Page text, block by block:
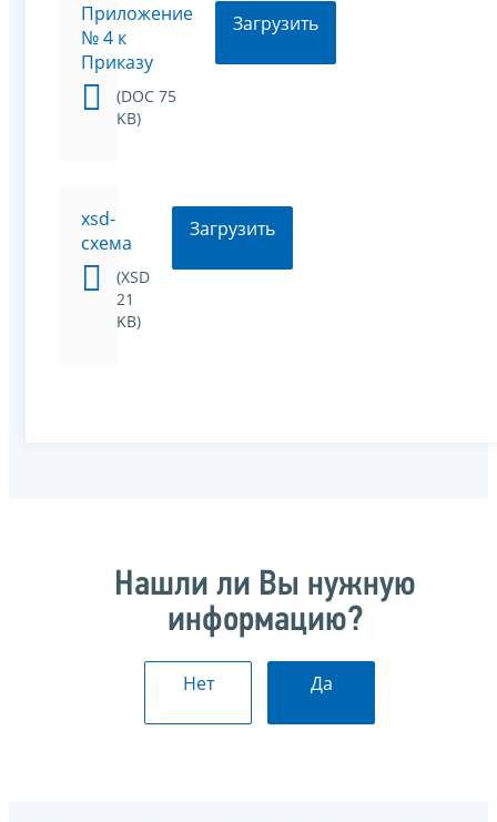
Приложение
№ 4 к
Приказу
(DOC 75
KB)
Загрузить
xsd-
схема
(XSD
21
KB)
Загрузить
Нашли ли Вы нужную
информацию?
Нет Да